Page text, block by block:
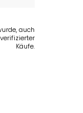
auch
Käufe.